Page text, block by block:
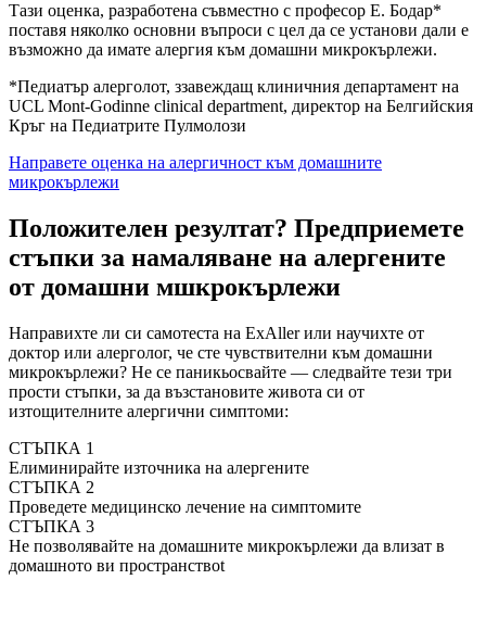
Тази оценка, разработена съвместно с професор Е. Бодар*
поставя няколко основни въпроси с цел да се установи дали е
възможно да имате алергия към домашни микрокърлежи.
*Педиатър алерголот, ззавеждащ клиничния департамент на
UCL Mont-Godinne clinical department, директор на Белгийския
Кръг на Педиатрите Пулмолози
Направете оценка на алергичност към домашните
микрокърлежи
Положителен резултат? Предприемете
стъпки за намаляване на алергените
от домашни мшкрокърлежи
Направихте ли си самотеста на ExAller или научихте от
доктор или алерголог, че сте чувствителни към домашни
микрокърлежи? Не се паникьосвайте — следвайте тези три
прости стъпки, за да възстановите живота си от
изтощителните алергични симптоми:
СТЪПКА 1
Елиминирайте източника на алергените
СТЪПКА 2
Проведете медицинско лечение на симптомите
СТЪПКА 3
Не позволявайте на домашните микрокърлежи да влизат в
домашното ви пространствоt